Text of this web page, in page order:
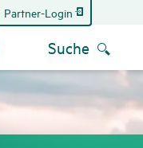
Partner-Login
Suche